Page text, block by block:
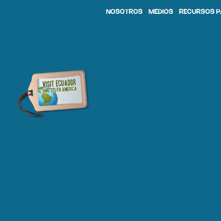
NOSOTROS MEDIOS RECURSOS